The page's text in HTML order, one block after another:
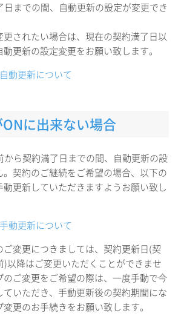
までの間、自動更新の設定が変更でき
更されたい場合は、現在の契約満了日以
更新の設定変更をお願い致します。
動更新について
に出来ない場合
から契約満了日までの間、自動更新の設
契約のご継続をご希望の場合、以下の
更新していただきますようお願い致し
動更新について
ご変更につきましては、契約更新日(契
)以降はご変更いただくことができませ
ご変更をご希望の際は、一度手動で今
いただき、手動更新後の契約期間にな
更のお手続きをお願い致します。